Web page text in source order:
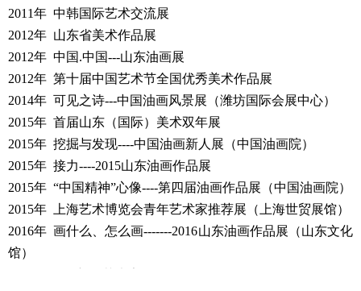
2011年 中韩国际艺术交流展
2012年 山东省美术作品展
2012年 中国.中国---山东油画展
2012年 第十届中国艺术节全国优秀美术作品展
2014年 可见之诗---中国油画风景展（潍坊国际会展中心）
2015年 首届山东（国际）美术双年展
2015年 挖掘与发现----中国油画新人展（中国油画院）
2015年 接力----2015山东油画作品展
2015年 “中国精神”心像----第四届油画作品展（中国油画院）
2015年 上海艺术博览会青年艺术家推荐展（上海世贸展馆）
2016年 画什么、怎么画-------2016山东油画作品展（山东文化
馆）